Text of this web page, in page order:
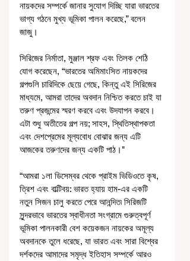
নায়কদের সম্পর্কে জানার সুযোগ দিচ্ছি যারা ভারতের
ভাগ্য গঠনে মুখ্য ভূমিকা পালন করেছে,” বলেন
জাজু।
সিরিজের নির্মাতা, মুঞ্জাল শ্রফ এবং তিলক শেঠি
যোগ করেছেন, “ভারতের অমিমাংসিত নায়কদের
গল্পগুলি চারিদিকে ছেয়ে গেছে, কিন্তু এই সিরিজের
মাধ্যমে, আমরা তাদের অবদান নিশ্চিত করতে চাই যা
তরুণ প্রজন্মের স্মরণ করবে এবং উদযাপন করবে।
এটা শুধু অতীতের গল্প নয়; সাহস, স্থিতিস্থাপকতা
এবং দেশপ্রেমের মূল্যবোধ বোঝার জন্য এটি
আজকের তরুণদের জন্য একটি পাঠ।"
“আমরা ১লা ডিসেম্বর থেকে প্রাইম ভিডিওতে কৃষ,
ত্রিশ এবং বাল্টিবয়: ভারত হ্যায় হাম-এর একটি
নতুন সিজন চালু করতে পেরে আনন্দিত৷ সিরিজটি
সুন্দরভাবে ভারতের স্বাধীনতা সংগ্রামে গুরুত্বপূর্ণ
ভূমিকা পালনকারী বেশ কয়েকজন নায়কের অমূল্য
অবদানকে তুলে ধরেছে, যা ভারত এবং সারা বিশ্বের
দর্শকদের আমাদের সমৃদ্ধ ইতিহাস সম্পর্কে আরও